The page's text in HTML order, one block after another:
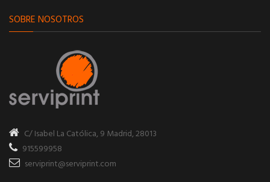
SOBRE NOSOTROS
C/ Isabel La Católica, 9 Madrid, 28013
915599958
serviprint@serviprint.com